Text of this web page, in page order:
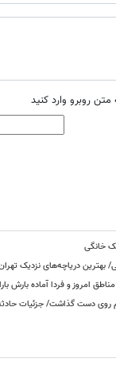
روبرو وارد کنید
خانگی
امروز و فردا آماده بارش
تصادف، ۱۴ مصدوم روی دست گذاشت/